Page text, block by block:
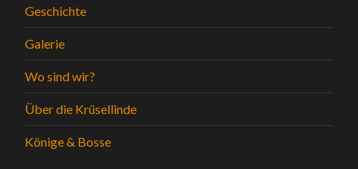
Geschichte
Galerie
Wo sind wir?
Über die Krüsellinde
Könige & Bosse